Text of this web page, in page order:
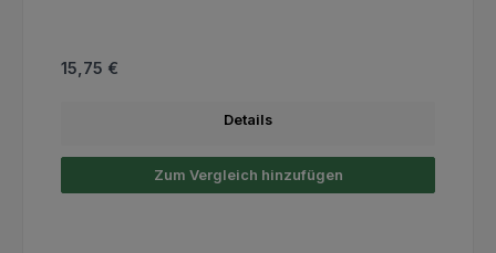
Regulärer Preis:
15,75 €
Details
Zum Vergleich hinzufügen